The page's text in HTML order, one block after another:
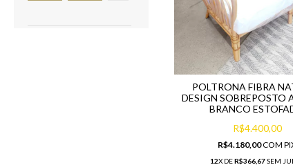
POLTRONA FIBRA
DESIGN SOBREPOSTO
BRANCO
R$4.400,00
R$4.180,00COM
12X DER$366,67SEM